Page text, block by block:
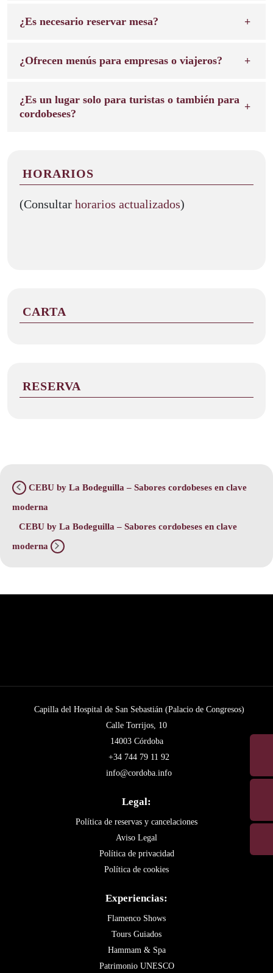
¿Es necesario reservar mesa?
¿Ofrecen menús para empresas o viajeros?
¿Es un lugar solo para turistas o también para
cordobeses?
HORARIOS
(Consultar horarios actualizados)
CARTA
RESERVA
CEBU by La Bodeguilla – Sabores cordobeses en clave
moderna
CEBU by La Bodeguilla – Sabores cordobeses en clave
moderna
Capilla del Hospital de San Sebastián (Palacio de Congresos)
Calle Torrijos, 10
14003 Córdoba
+34 744 79 11 92
info@cordoba.info
Legal:
Política de reservas y cancelaciones
Aviso Legal
Política de privacidad
Política de cookies
Experiencias:
Flamenco Shows
Tours Guiados
Hammam & Spa
Patrimonio UNESCO